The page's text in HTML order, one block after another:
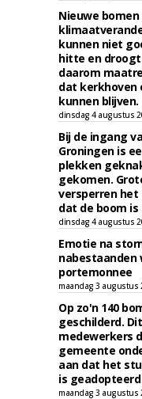
Nieuwe
kunnen niet
hitte en
daarom
dat kerkhoven
kunnen blijven.
dinsdag 4 augustus
Bij de ingang
Groningen is
plekken
gekomen.
versperren het
dat de boom
dinsdag 4 augustus
Emotie na
nabestaanden
portemonnee
maandag 3 augustus
Op zo'n 140
geschilderd.
medewerkers
gemeente
aan dat het
is
maandag 3 augustus